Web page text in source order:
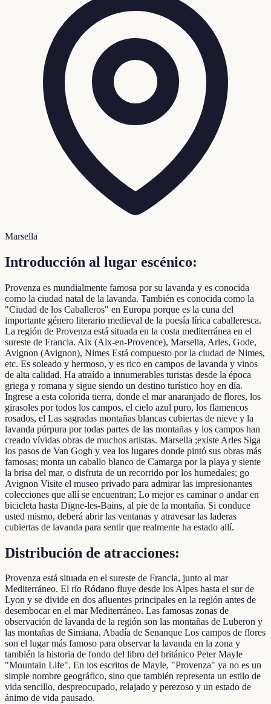
Marsella
Introducción al lugar escénico:
Provenza es mundialmente famosa por su lavanda y es conocida
como la ciudad natal de la lavanda. También es conocida como la
"Ciudad de los Caballeros" en Europa porque es la cuna del
importante género literario medieval de la poesía lírica caballeresca.
La región de Provenza está situada en la costa mediterránea en el
sureste de Francia. Aix (Aix-en-Provence), Marsella, Arles, Gode,
Avignon (Avignon), Nimes Está compuesto por la ciudad de Nimes,
etc. Es soleado y hermoso, y es rico en campos de lavanda y vinos
de alta calidad. Ha atraído a innumerables turistas desde la época
griega y romana y sigue siendo un destino turístico hoy en día.
Ingrese a esta colorida tierra, donde el mar anaranjado de flores, los
girasoles por todos los campos, el cielo azul puro, los flamencos
rosados, el Las sagradas montañas blancas cubiertas de nieve y la
lavanda púrpura por todas partes de las montañas y los campos han
creado vívidas obras de muchos artistas. Marsella ;existe Arles Siga
los pasos de Van Gogh y vea los lugares donde pintó sus obras más
famosas; monta un caballo blanco de Camarga por la playa y siente
la brisa del mar, o disfruta de un recorrido por los humedales; go
Avignon Visite el museo privado para admirar las impresionantes
colecciones que allí se encuentran; Lo mejor es caminar o andar en
bicicleta hasta Digne-les-Bains, al pie de la montaña. Si conduce
usted mismo, deberá abrir las ventanas y atravesar las laderas
cubiertas de lavanda para sentir que realmente ha estado allí.
Distribución de atracciones:
Provenza está situada en el sureste de Francia, junto al mar
Mediterráneo. El río Ródano fluye desde los Alpes hasta el sur de
Lyon y se divide en dos afluentes principales en la región antes de
desembocar en el mar Mediterráneo. Las famosas zonas de
observación de lavanda de la región son las montañas de Luberon y
las montañas de Simiana. Abadía de Senanque Los campos de flores
son el lugar más famoso para observar la lavanda en la zona y
también la historia de fondo del libro del británico Peter Mayle
"Mountain Life". En los escritos de Mayle, "Provenza" ya no es un
simple nombre geográfico, sino que también representa un estilo de
vida sencillo, despreocupado, relajado y perezoso y un estado de
ánimo de vida pausado.